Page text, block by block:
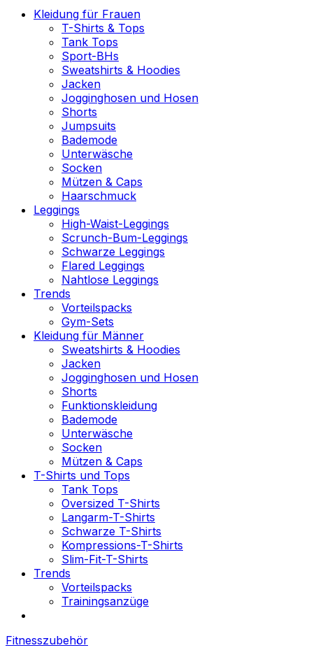
Kleidung für Frauen
T-Shirts & Tops
Tank Tops
Sport-BHs
Sweatshirts & Hoodies
Jacken
Jogginghosen und Hosen
Shorts
Jumpsuits
Bademode
Unterwäsche
Socken
Mützen & Caps
Haarschmuck
Leggings
High-Waist-Leggings
Scrunch-Bum-Leggings
Schwarze Leggings
Flared Leggings
Nahtlose Leggings
Trends
Vorteilspacks
Gym-Sets
Kleidung für Männer
Sweatshirts & Hoodies
Jacken
Jogginghosen und Hosen
Shorts
Funktionskleidung
Bademode
Unterwäsche
Socken
Mützen & Caps
T-Shirts und Tops
Tank Tops
Oversized T-Shirts
Langarm-T-Shirts
Schwarze T-Shirts
Kompressions-T-Shirts
Slim-Fit-T-Shirts
Trends
Vorteilspacks
Trainingsanzüge
Fitnesszubehör